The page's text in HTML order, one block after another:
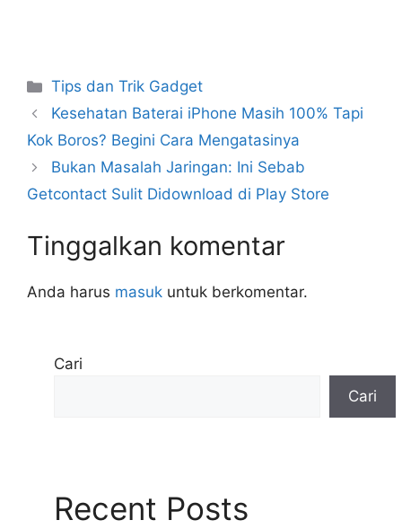
Kategori
Tips dan Trik Gadget
Kesehatan Baterai iPhone Masih 100% Tapi
Kok Boros? Begini Cara Mengatasinya
Bukan Masalah Jaringan: Ini Sebab
Getcontact Sulit Didownload di Play Store
Tinggalkan komentar
Anda harus masuk untuk berkomentar.
Cari
Cari
Recent Posts